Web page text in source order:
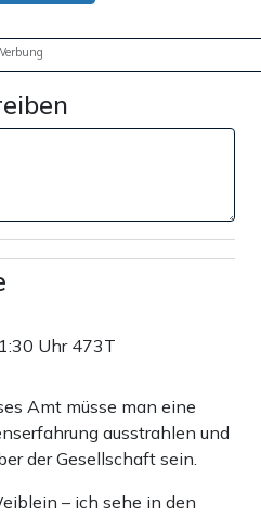
Uhr 473T
Amt müsse man eine
ausstrahlen und
der Gesellschaft sein.
– ich sehe in den